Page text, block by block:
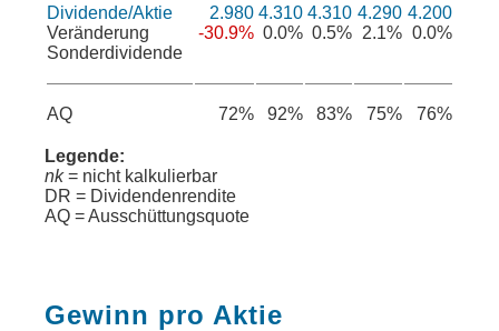
Dividende/Aktie
Veränderung
Sonderdividende
AQ
2.980
-30.9%
72%
4.310
0.0%
92%
4.310
0.5%
83%
4.290
2.1%
75%
4.200
0.0%
76%
Legende:
nk= nicht kalkulierbar
DR = Dividendenrendite
AQ = Ausschüttungsquote
Gewinn pro Aktie